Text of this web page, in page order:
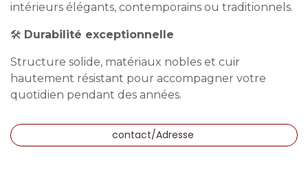
intérieurs élégants, contemporains ou traditionnels.
🛠️ Durabilité exceptionnelle
Structure solide, matériaux nobles et cuir
hautement résistant pour accompagner votre
quotidien pendant des années.
contact/Adresse